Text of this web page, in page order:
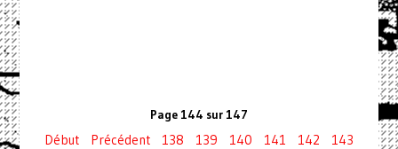
Page 144 sur 147
Début Précédent 138 139 140 141 142
143